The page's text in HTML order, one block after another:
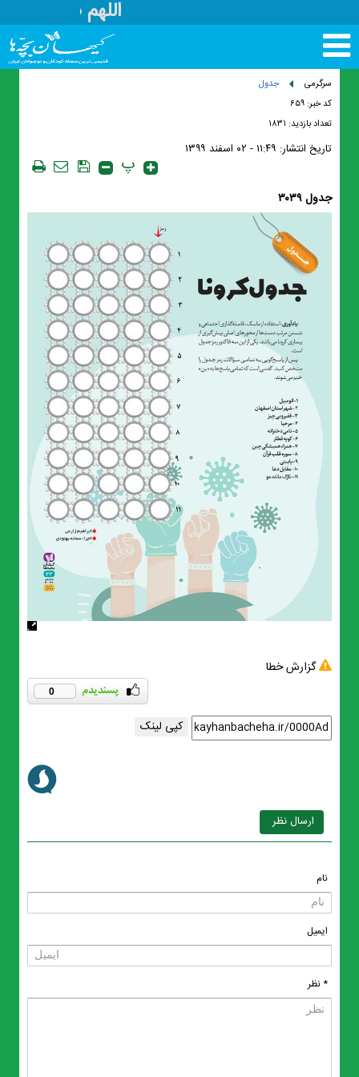
اللهم صل علی
تغییر
وضعیت
منوی
سرویس
سرگرمی
جدول
کد خبر: ۶۵۹
تعداد بازدید: ۱۸۳۱
تاریخ انتشار: ۱۱:۴۹ - ۰۲ اسفند ۱۳۹۹
پ
جدول ۳۰۳۹
گزارش خطا
0
کپی لینک
ارسال نظر
نام
ایمیل
* نظر